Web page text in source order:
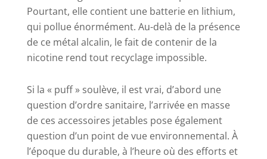
Pourtant, elle contient une batterie en lithium,
qui pollue énormément. Au-delà de la présence
de ce métal alcalin, le fait de contenir de la
nicotine rend tout recyclage impossible.
Si la « puff » soulève, il est vrai, d’abord une
question d’ordre sanitaire, l’arrivée en masse
de ces accessoires jetables pose également
question d’un point de vue environnemental. À
l’époque du durable, à l’heure où des efforts et